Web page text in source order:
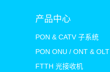
产品中心
PON & CATV 子系统
PON ONU / ONT & OLT
FTTH 光接收机